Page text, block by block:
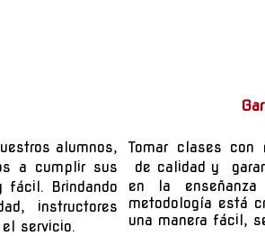
alumnos,
a cumplir sus
fácil. Brindando
instructores
servicio.
Tomar clases con
de calidad y
en la
metodología está
una manera fácil,